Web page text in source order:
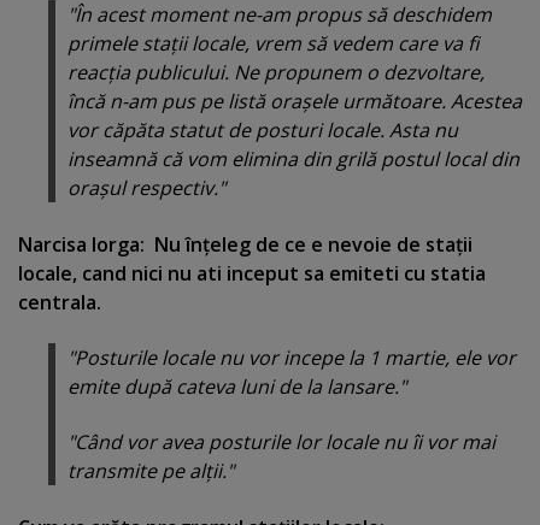
"În acest moment ne-am propus să deschidem
primele staţii locale, vrem să vedem care va fi
reacţia publicului. Ne propunem o dezvoltare,
încă n-am pus pe listă oraşele următoare. Acestea
vor căpăta statut de posturi locale. Asta nu
inseamnă că vom elimina din grilă postul local din
oraşul respectiv."
Narcisa Iorga: Nu înţeleg de ce e nevoie de staţii
locale, cand nici nu ati inceput sa emiteti cu statia
centrala.
"Posturile locale nu vor incepe la 1 martie, ele vor
emite după cateva luni de la lansare."
"Când vor avea posturile lor locale nu îi vor mai
transmite pe alţii."